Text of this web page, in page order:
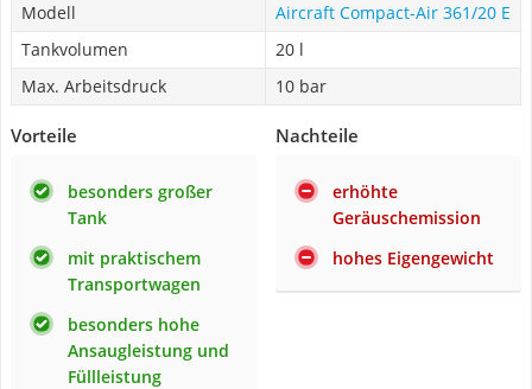
Modell
Aircraft Compact-Air 361/20 E
Tankvolumen
20 l
Max. Arbeitsdruck
10 bar
Vorteile
besonders großer
Tank
mit praktischem
Transportwagen
besonders hohe
Ansaugleistung und
Füllleistung
Nachteile
erhöhte
Geräuschemission
hohes Eigengewicht